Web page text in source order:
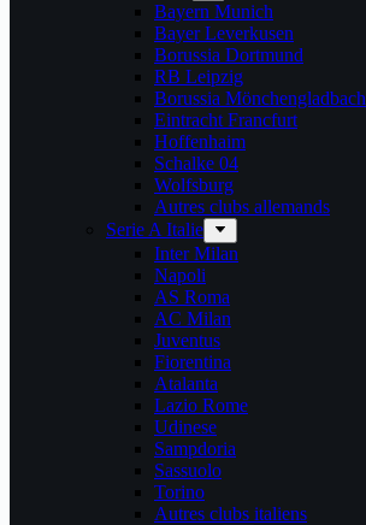
Bayern Munich
Bayer Leverkusen
Borussia Dortmund
RB Leipzig
Borussia Mönchengladbach
Eintracht Francfurt
Hoffenhaim
Schalke 04
Wolfsburg
Autres clubs allemands
Serie A Italie
Inter Milan
Napoli
AS Roma
AC Milan
Juventus
Fiorentina
Atalanta
Lazio Rome
Udinese
Sampdoria
Sassuolo
Torino
Autres clubs italiens